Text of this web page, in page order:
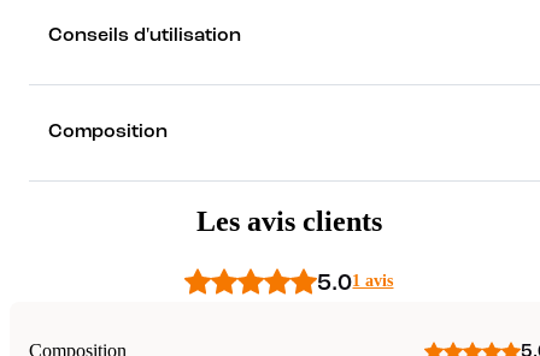
Conseils d'utilisation
Composition
Les avis clients
5.01 avis
Composition